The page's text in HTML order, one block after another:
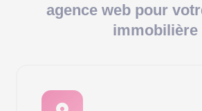
agence web pour
immobilière